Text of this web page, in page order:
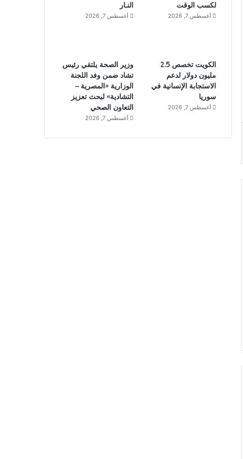
لكسب الوقت
أغسطس 7, 2026
النـار
أغسطس 7, 2026
الكويت تخصص 2.5
مليون دولار لدعم
الاستجابة الإنسانية في
سوريا
أغسطس 7, 2026
وزير الصحة يلتقي رئيس
تشاد ضمن وفد اللجنة
الوزارية «المصرية –
التشادية» لبحث تعزيز
التعاون الصحي
أغسطس 7, 2026